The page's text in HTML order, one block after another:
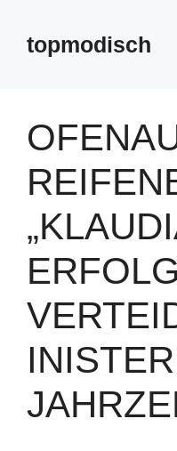
springentopmodisch